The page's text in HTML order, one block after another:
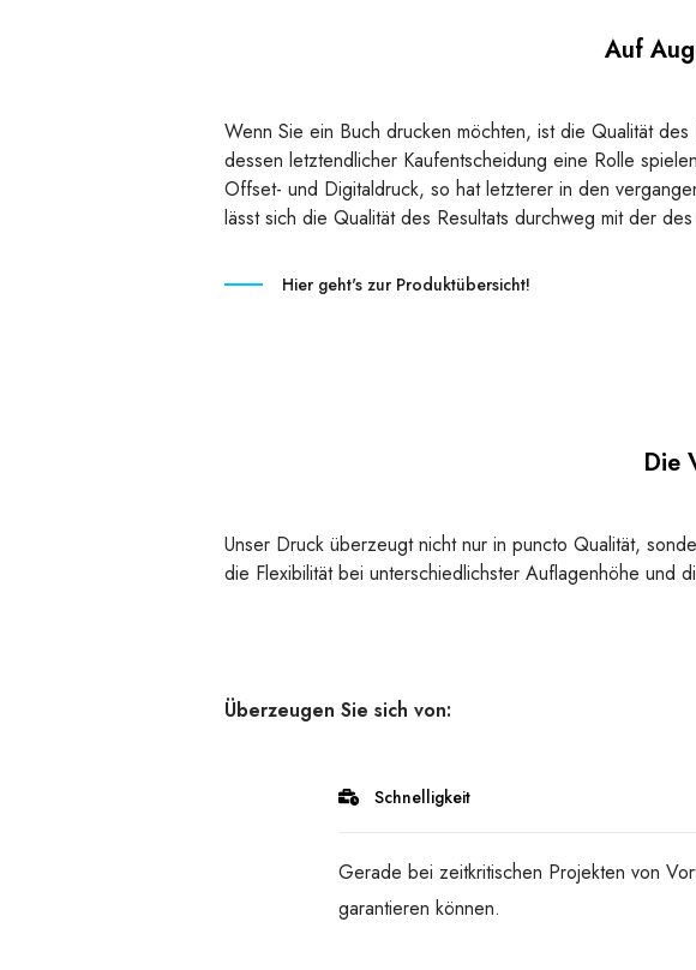
Auf
Wenn Sie ein Buch drucken möchten, ist die Qualität
dessen letztendlicher Kaufentscheidung eine Rolle
Offset- und Digitaldruck, so hat letzterer in den
lässt sich die Qualität des Resultats durchweg mit der
Hier geht's zur Produktübersicht!
Die
Unser Druck überzeugt nicht nur in puncto Qualität,
die Flexibilität bei unterschiedlichster Auflagenhöhe und
Überzeugen Sie sich von:
Schnelligkeit
Gerade bei zeitkritischen Projekten von
garantieren können.